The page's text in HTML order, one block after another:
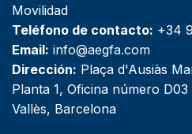
Movilidad
Teléfono de contacto: +34
Email: info@aegfa.com
Dirección: Plaça d'Ausiàs
Planta 1, Oficina número
Vallès, Barcelona